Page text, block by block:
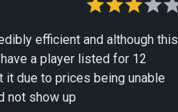
efficient and although this
a player listed for 12
it due to prices being unable
not show up